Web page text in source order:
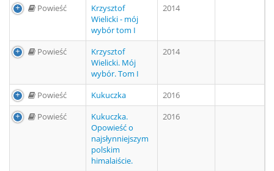
Powieść
Krzysztof
Wielicki - mój
wybór tom I
2014
Powieść
Krzysztof
Wielicki. Mój
wybór. Tom I
2014
Powieść Kukuczka
2016
Powieść
Kukuczka.
Opowieść o
najsłynniejszym
polskim
himalaiście.
2016